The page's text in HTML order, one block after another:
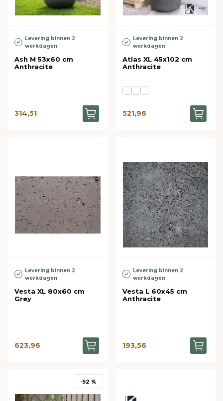
Levering binnen 2
werkdagen
Ash M 53x60 cm
Anthracite
314,51
Levering binnen 2
werkdagen
Atlas XL 45x102 cm
Anthracite
521,96
Levering binnen 2
werkdagen
Vesta XL 80x60 cm
Grey
623,96
Levering binnen 2
werkdagen
Vesta L 60x45 cm
Anthracite
193,56
-52 %